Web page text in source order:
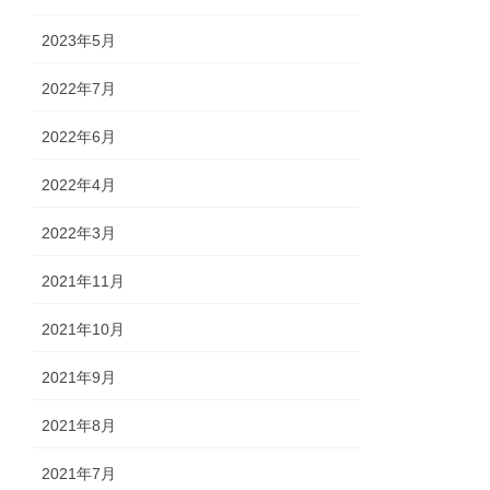
2023年5月
2022年7月
2022年6月
2022年4月
2022年3月
2021年11月
2021年10月
2021年9月
2021年8月
2021年7月